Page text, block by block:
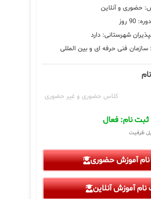
حضوری و آنلاین
روز
شهرستانی: دارد
فنی حرفه ای و بین المللی
کلاس حضوری و غیر حضوری
نام: فعال
ظرفیت
آموزش حضوری
آموزش آنلاین